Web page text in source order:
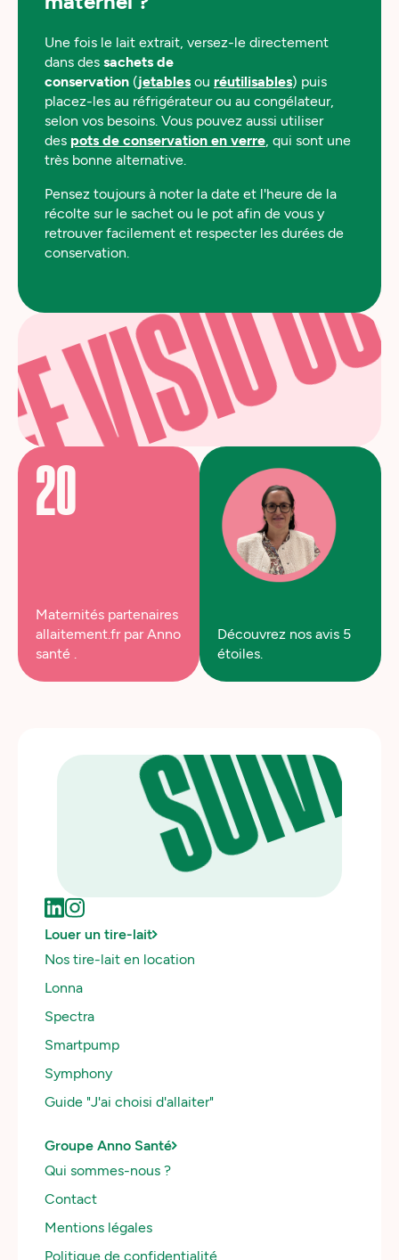
Une fois le lait extrait, versez-le directement
dans des sachets de
conservation (jetablesou réutilisables) puis
placez-les au réfrigérateur ou au congélateur,
selon vos besoins. Vous pouvez aussi utiliser
des pots de conservation en verre , qui sont une
très bonne alternative.
Pensez toujours à noter la date et l'heure de la
récolte sur le sachet ou le pot afin de vous y
retrouver facilement et respecter les durées de
conservation.
20
Maternités partenaires
allaitement.fr par Anno
santé .
Découvrez nos avis 5
étoiles.
Louer un tire-lait
Nos tire-lait en location
Lonna
Spectra
Smartpump
Symphony
Guide "J'ai choisi d'allaiter"
Groupe Anno Santé
Qui sommes-nous ?
Contact
Mentions légales
Politique de confidentialité